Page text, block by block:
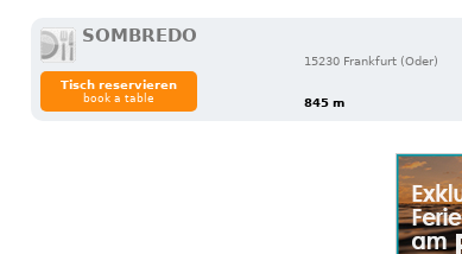
SOMBREDO
15230 Frankfurt (Oder)
845 m
Tisch reservieren
book a table